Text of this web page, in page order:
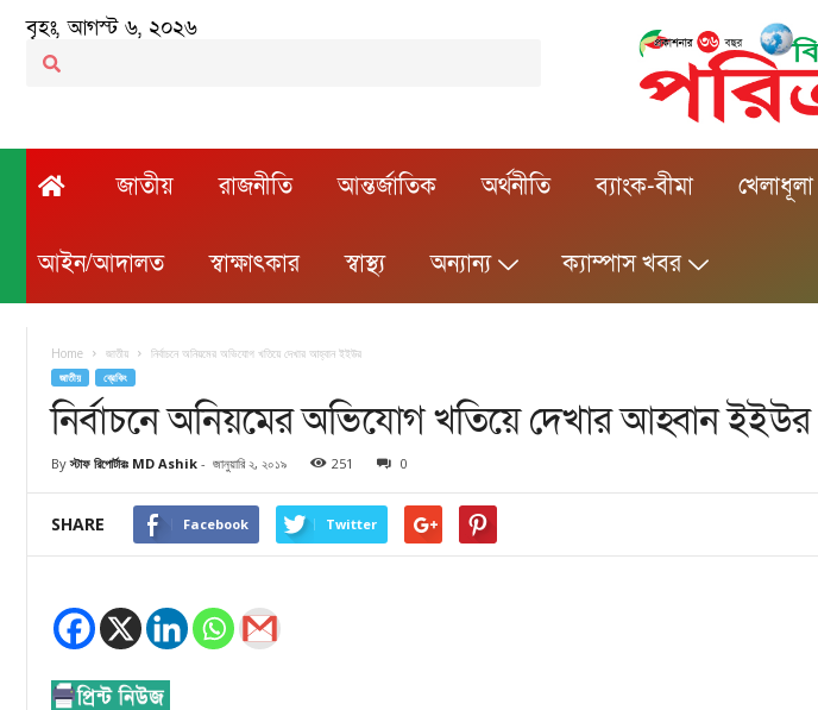
বৃহঃ, আগস্ট ৬, ২০২৬
জাতীয় রাজনীতি আন্তর্জাতিক অর্থনীতি ব্যাংক-বীমা খেলাধূলা
আইন/আদালত স্বাক্ষাৎকার স্বাস্থ্য অন্যান্য ক্যাম্পাস খবর
Home জাতীয় নির্বাচনে অনিয়মের অভিযোগ খতিয়ে দেখার আহ্বান ইইউর
জাতীয় ব্রেকিং
নির্বাচনে অনিয়মের অভিযোগ খতিয়ে দেখার আহ্বান ইইউর
By স্টাফ রিপোর্টারঃ MD Ashik - জানুয়ারি ২, ২০১৯ 251 0
SHARE Facebook Twitter